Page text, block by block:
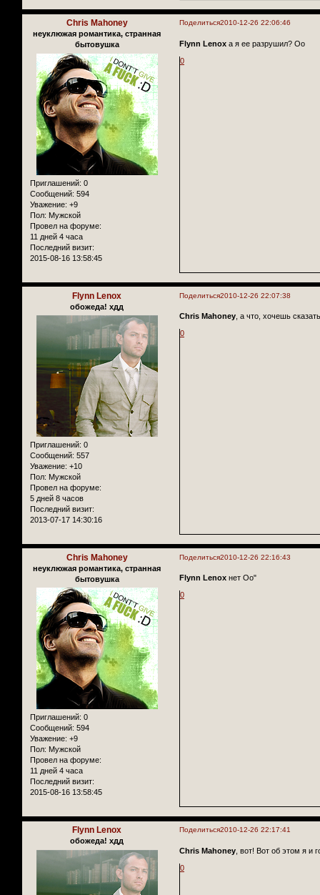
Поделиться2010-12-26 22:06:46
Chris Mahoney
неуклюжая романтика, странная
бытовушка
Приглашений: 0
Сообщений: 594
Уважение: +9
Пол: Мужской
Провел на форуме:
11 дней 4 часа
Последний визит:
2015-08-16 13:58:45
Flynn Lenox а я ее разрушил? Оо
0
Поделиться2010-12-26 22:07:38
Flynn Lenox
обожеда! хдд
Приглашений: 0
Сообщений: 557
Уважение: +10
Пол: Мужской
Провел на форуме:
5 дней 8 часов
Последний визит:
2013-07-17 14:30:16
Chris Mahoney , а что, хочешь
0
Поделиться2010-12-26 22:16:43
Chris Mahoney
неуклюжая романтика, странная
бытовушка
Приглашений: 0
Сообщений: 594
Уважение: +9
Пол: Мужской
Провел на форуме:
11 дней 4 часа
Последний визит:
2015-08-16 13:58:45
Flynn Lenox нет Оо"
0
Поделиться2010-12-26 22:17:41
Flynn Lenox
обожеда! хдд
Chris Mahoney , вот! Вот об этом я
0